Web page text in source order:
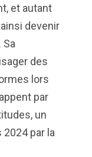
et autant
devenir
Sa
des
lors
par
un
par la